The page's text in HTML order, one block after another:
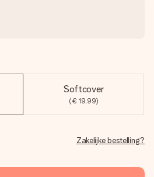
Softcover
(€ 19,99)
Zakelijke bestelling?